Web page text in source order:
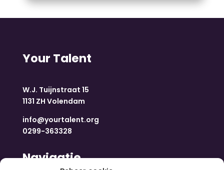
Your Talent
W.J. Tuijnstraat 15
1131 ZH Volendam
info@yourtalent.org
0299-363328
Navigatie